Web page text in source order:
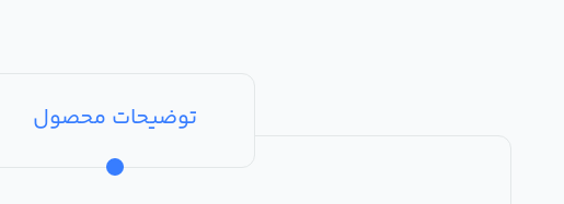
توضیحات محصول